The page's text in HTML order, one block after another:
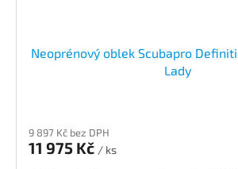
Neoprénový oblek Scubapro
Lady
9 897 Kč bez DPH
11 975 Kč / ks